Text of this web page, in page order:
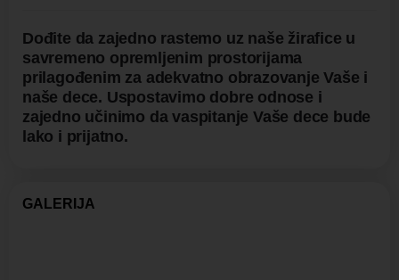
Dođite da zajedno rastemo uz naše žirafice u
savremeno opremljenim prostorijama
prilagođenim za adekvatno obrazovanje Vaše i
naše dece. Uspostavimo dobre odnose i
zajedno učinimo da vaspitanje Vaše dece bude
lako i prijatno.
GALERIJA